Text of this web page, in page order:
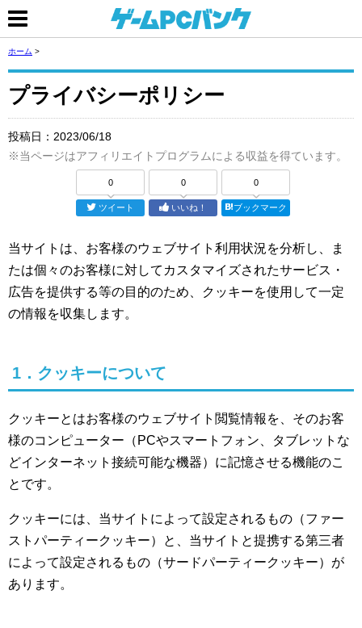
ホーム >
プライバシーポリシー
投稿日： 2023/06/18
※当ページはアフィリエイトプログラムによる収益を得ています。
0
ツイート
0
いいね！
0
ブックマーク
当サイトは、お客様のウェブサイト利用状況を分析し、ま
たは個々のお客様に対してカスタマイズされたサービス・
広告を提供する等の目的のため、クッキーを使用して一定
の情報を収集します。
1．クッキーについて
クッキーとはお客様のウェブサイト閲覧情報を、そのお客
様のコンピューター（PCやスマートフォン、タブレットな
どインターネット接続可能な機器）に記憶させる機能のこ
とです。
クッキーには、当サイトによって設定されるもの（ファー
ストパーティークッキー）と、当サイトと提携する第三者
によって設定されるもの（サードパーティークッキー）が
あります。